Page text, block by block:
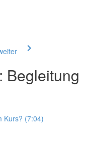
Begleitung
Kurs? (7:04)